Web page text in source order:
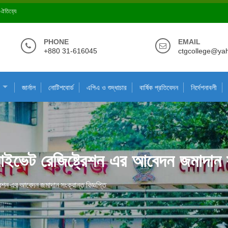
ঐতিহ্যে
PHONE
+880 31-616045
EMAIL
জার্নাল নোটিশবোর্ড এপিএ ও শুদ্ধাচার বার্ষিক প্রতিবেদন নির্দেশনাবলী
রেজিষ্ট্রেশন এর আবেদন
এর আবেদন জমাদান সংক্রান্ত বিজ্ঞপ্তি